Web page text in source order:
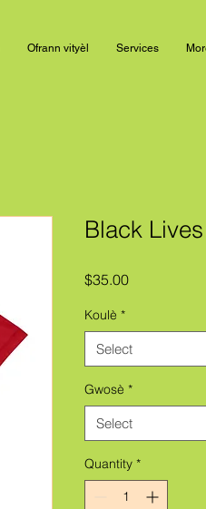
Ofrann vityèl Services
Black
$35.00Price
Koulè *
Select
Gwosè *
Select
Quantity *